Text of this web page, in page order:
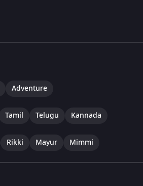
Adventure
Tamil Telugu Kannada
Rikki Mayur Mimmi